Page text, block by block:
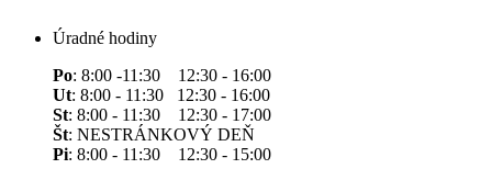
Úradné hodiny
Po: 8:00 -11:30 12:30 - 16:00
Ut: 8:00 - 11:30 12:30 - 16:00
St: 8:00 - 11:30 12:30 - 17:00
Št: NESTRÁNKOVÝ DEŇ
Pi: 8:00 - 11:30 12:30 - 15:00